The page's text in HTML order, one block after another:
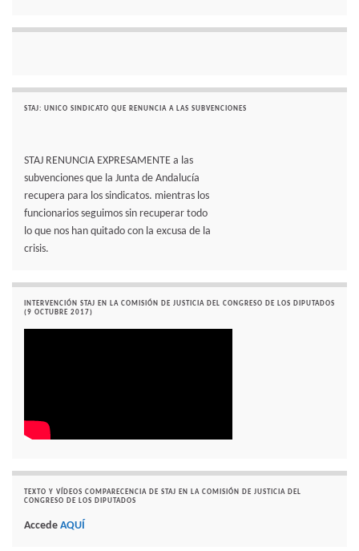
STAJ: UNICO SINDICATO QUE RENUNCIA A LAS SUBVENCIONES
STAJ RENUNCIA EXPRESAMENTE a las
subvenciones que la Junta de Andalucía
recupera para los sindicatos. mientras los
funcionarios seguimos sin recuperar todo
lo que nos han quitado con la excusa de la
crisis.
INTERVENCIÓN STAJ EN LA COMISIÓN DE JUSTICIA DEL CONGRESO DE LOS DIPUTADOS
(9 OCTUBRE 2017)
TEXTO Y VÍDEOS COMPARECENCIA DE STAJ EN LA COMISIÓN DE JUSTICIA DEL
CONGRESO DE LOS DIPUTADOS
Accede AQUÍ